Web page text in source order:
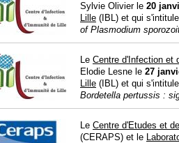
Sylvie Olivier le 20
Lille (IBL) et qui
of Plasmodium
Le Centre d'Infection et
Elodie Lesne le 27
Lille (IBL) et qui
Bordetella pertussis :
Le Centre d'Etudes et
(CERAPS) et le